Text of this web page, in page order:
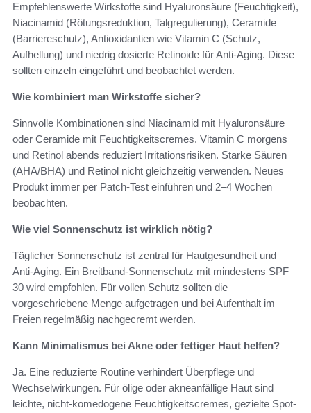
Empfehlenswerte Wirkstoffe sind Hyaluronsäure (Feuchtigkeit),
Niacinamid (Rötungsreduktion, Talgregulierung), Ceramide
(Barriereschutz), Antioxidantien wie Vitamin C (Schutz,
Aufhellung) und niedrig dosierte Retinoide für Anti-Aging. Diese
sollten einzeln eingeführt und beobachtet werden.
Wie kombiniert man Wirkstoffe sicher?
Sinnvolle Kombinationen sind Niacinamid mit Hyaluronsäure
oder Ceramide mit Feuchtigkeitscremes. Vitamin C morgens
und Retinol abends reduziert Irritationsrisiken. Starke Säuren
(AHA/BHA) und Retinol nicht gleichzeitig verwenden. Neues
Produkt immer per Patch-Test einführen und 2–4 Wochen
beobachten.
Wie viel Sonnenschutz ist wirklich nötig?
Täglicher Sonnenschutz ist zentral für Hautgesundheit und
Anti-Aging. Ein Breitband-Sonnenschutz mit mindestens SPF
30 wird empfohlen. Für vollen Schutz sollten die
vorgeschriebene Menge aufgetragen und bei Aufenthalt im
Freien regelmäßig nachgecremt werden.
Kann Minimalismus bei Akne oder fettiger Haut helfen?
Ja. Eine reduzierte Routine verhindert Überpflege und
Wechselwirkungen. Für ölige oder akneanfällige Haut sind
leichte, nicht-komedogene Feuchtigkeitscremes, gezielte Spot-